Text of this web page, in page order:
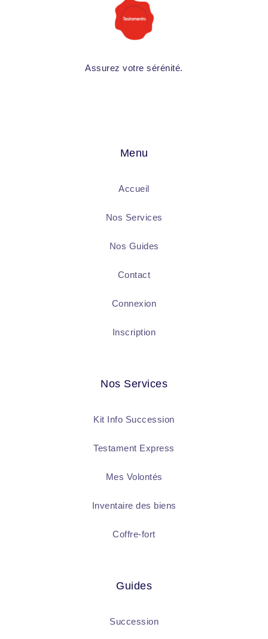
Assurez votre sérénité.
Menu
Accueil
Nos Services
Nos Guides
Contact
Connexion
Inscription
Nos Services
Kit Info Succession
Testament Express
Mes Volontés
Inventaire des biens
Coffre-fort
Guides
Succession